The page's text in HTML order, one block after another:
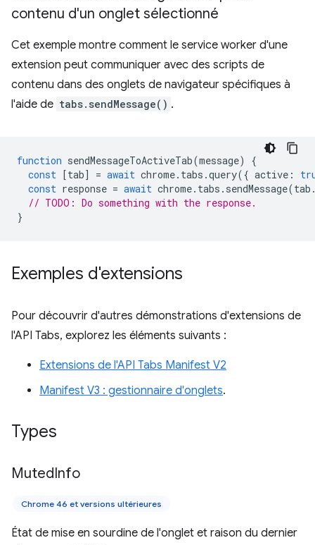
contenu d'un onglet sélectionné
Cet exemple montre comment le service worker d'une
extension peut communiquer avec des scripts de
contenu dans des onglets de navigateur spécifiques à
l'aide de tabs.sendMessage() .
function sendMessageToActiveTab(message)
{
const [tab] = await chrome. tabs .query({ active :
const response = await chrome. tabs . sendMessage(tab
// TODO: Do something with the response.
}
Exemples d'extensions
Pour découvrir d'autres démonstrations d'extensions de
l'API Tabs, explorez les éléments suivants :
Extensions de l'API Tabs Manifest V2
Manifest V3 : gestionnaire d'onglets.
Types
MutedInfo
Chrome 46 et versions ultérieures
État de mise en sourdine de l'onglet et raison du dernier